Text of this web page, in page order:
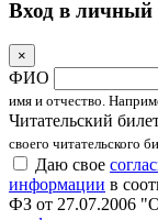
Вход в личный
×
ФИО
имя и отчество.
Читательский
своего читательского
Даю свое
информации в
ФЗ от 27.07.2006